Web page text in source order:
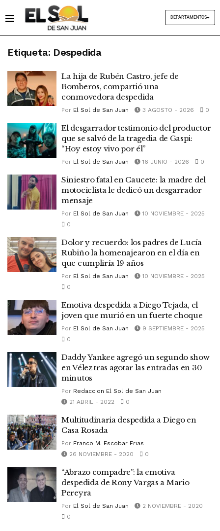
DEPARTAMENTOS
Etiqueta: Despedida
La hija de Rubén Castro, jefe de
Bomberos, compartió una
conmovedora despedida
Por El Sol de San Juan 3 AGOSTO - 2026 0
El desgarrador testimonio del productor
que se salvó de la tragedia de Gaspi:
“Hoy estoy vivo por él”
Por El Sol de San Juan 16 JUNIO - 2026 0
Siniestro fatal en Caucete: la madre del
motociclista le dedicó un desgarrador
mensaje
Por El Sol de San Juan
10 NOVIEMBRE - 2025
0
Dolor y recuerdo: los padres de Lucía
Rubiño la homenajearon en el día en
que cumpliría 19 años
Por El Sol de San Juan
10 NOVIEMBRE - 2025
0
Emotiva despedida a Diego Tejada, el
joven que murió en un fuerte choque
Por El Sol de San Juan
9 SEPTIEMBRE - 2025
0
Daddy Yankee agregó un segundo show
en Vélez tras agotar las entradas en 30
minutos
Por Redaccion El Sol de San Juan
21 ABRIL - 2022
0
Multitudinaria despedida a Diego en
Casa Rosada
Por Franco M. Escobar Frias
26 NOVIEMBRE - 2020
0
“Abrazo compadre”: la emotiva
despedida de Rony Vargas a Mario
Pereyra
Por El Sol de San Juan
2 NOVIEMBRE - 2020
0